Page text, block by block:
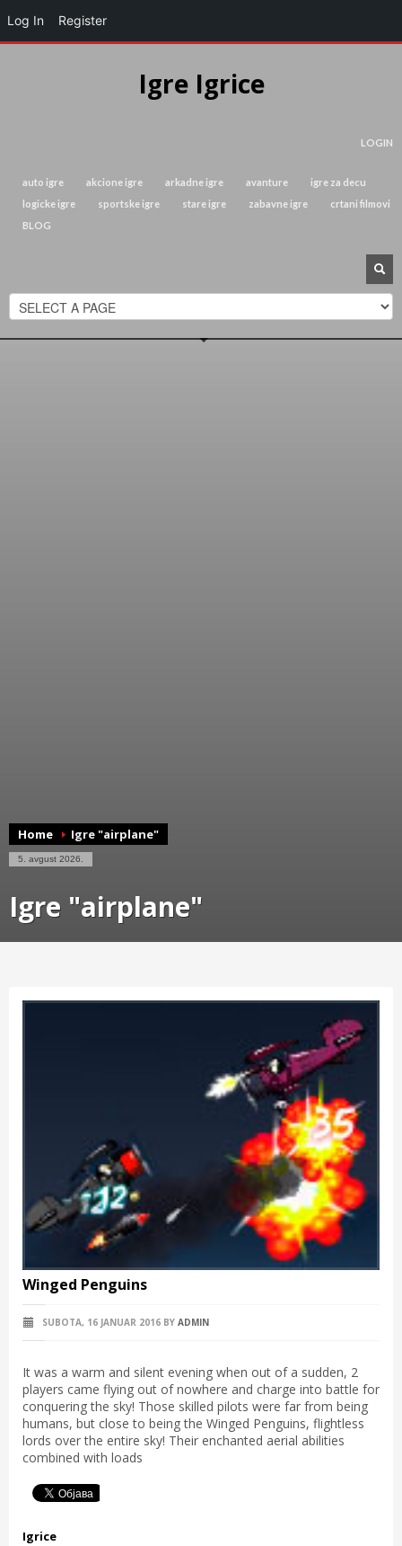
Igre Igrice
LOGIN
auto igre akcione igre arkadne igre avanture
igre za decu
logicke igre
sportske igre stare igre zabavne igre
crtani filmovi
BLOG
Home Igre "airplane"
5. avgust 2026.
Igre "airplane"
Winged Penguins
SUBOTA, 16 JANUAR 2016 BY ADMIN
It was a warm and silent evening when out of a sudden, 2
players came flying out of nowhere and charge into battle for
conquering the sky! Those skilled pilots were far from being
humans, but close to being the Winged Penguins, flightless
lords over the entire sky! Their enchanted aerial abilities
combined with loads
Igrice
Log In Register